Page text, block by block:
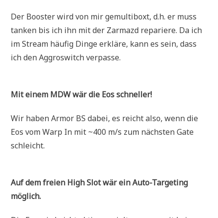
Der Booster wird von mir gemultiboxt, d.h. er muss
tanken bis ich ihn mit der Zarmazd repariere. Da ich
im Stream häufig Dinge erkläre, kann es sein, dass
ich den Aggroswitch verpasse.
Mit einem MDW wär die Eos schneller!
Wir haben Armor BS dabei, es reicht also, wenn die
Eos vom Warp In mit ~400 m/s zum nächsten Gate
schleicht.
Auf dem freien High Slot wär einAuto-Targeting
möglich.